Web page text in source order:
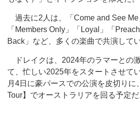
過去に2人は、「Come and See Me
「Members Only」「Loyal」「
Back」など、多くの楽曲で共演してい
ドレイクは、2024年のラマーとの
て
、忙しい2025年をスタートさせて
月4日に豪パースでの公演を皮切りに
Tour】でオーストラリアを回る予定だ